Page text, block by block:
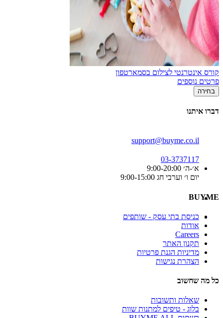
קורס אינטרנטי לצילום בסמארטפון
פרטים נוספים
בחירה
דברו איתנו
support@buyme.co.il
03-3737117
א׳-ה׳ 9:00-20:00
יום ו׳ וערבי חג 9:00-15:00
BUYME
כניסת בתי עסק - שותפים
אודות
Careers
תקנון האתר
מדיניות הגנת פרטיות
הצהרת נגישות
כל מה שחשוב
שאלות ותשובות
בלוג - טיפים למתנות שוות